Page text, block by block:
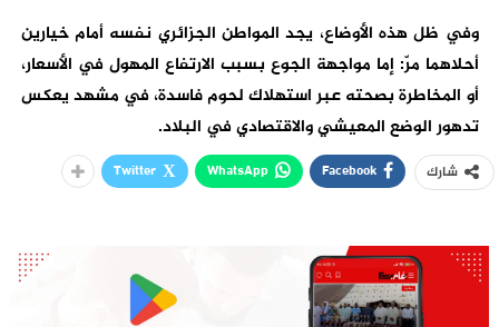
وفي ظل هذه الأوضاع، يجد المواطن الجزائري نفسه أمام خيارين
أحلاهما مرّ: إما مواجهة الجوع بسبب الارتفاع المهول في الأسعار،
أو المخاطرة بصحته عبر استهلاك لحوم فاسدة، في مشهد يعكس
تدهور الوضع المعيشي والاقتصادي في البلاد.
شارك Facebook
WhatsApp
Twitter